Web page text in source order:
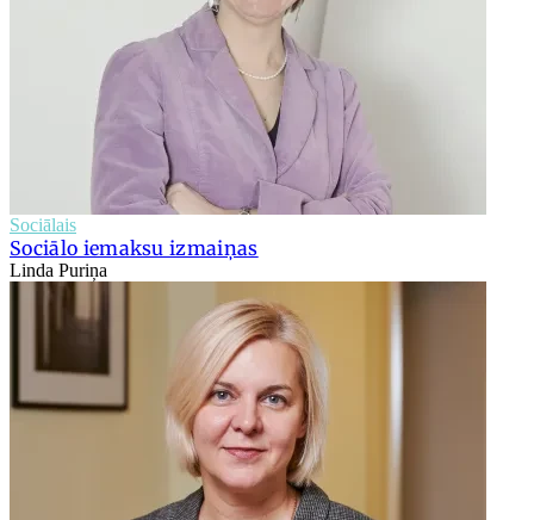
Sociālais
Sociālo iemaksu izmaiņas
Linda Puriņa